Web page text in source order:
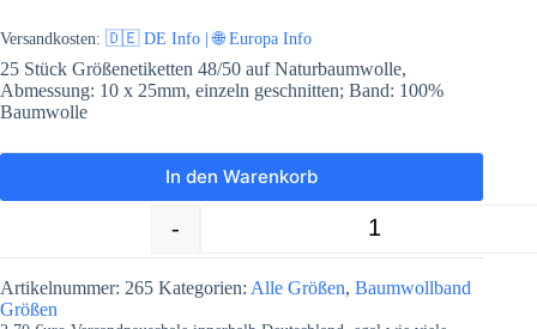
Versandkosten: 🇩🇪 DE Info | 🌐 Europa Info
25 Stück Größenetiketten 48/50 auf Naturbaumwolle,
Abmessung: 10 x 25mm, einzeln geschnitten; Band: 100%
Baumwolle
25 Stück Größenetiketten 48/50 auf
-
In den Warenkorb
Artikelnummer: 265 Kategorien: Alle Größen, Baumwollband
Größen